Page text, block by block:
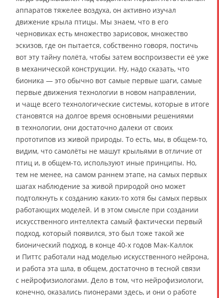
аппаратов тяжелее воздуха, он активно изучал
движение крыла птицы. Мы знаем, что в его
черновиках есть множество зарисовок, множество
эскизов, где он пытается, собственно говоря, постичь
вот эту тайну полёта, чтобы затем воспроизвести её уже
в механической конструкции. Ну, надо сказать, что
бионика — это обычно вот самые первые шаги, самые
первые движения технологии в новом направлении,
и чаще всего технологические системы, которые в итоге
становятся на долгое время основными решениями
в технологии, они достаточно далеки от своих
прототипов из живой природы. То есть, мы, в общем-то,
видим, что самолёты не машут крыльями в отличие от
птиц и, в общем-то, используют иные принципы. Но,
тем не менее, на самом раннем этапе, на самых первых
шагах наблюдение за живой природой оно может
подтолкнуть к созданию каких-то хотя бы самых первых
работающих моделей. И в этом смысле при создании
искусственного интеллекта самый фактически первый
подход, который появился, это был тоже такой же
бионический подход, в конце 40-х годов Мак-Каллок
и Питтс работали над моделью искусственного нейрона,
и работа эта шла, в общем, достаточно в тесной связи
с нейрофизиологами. Дело в том, что нейрофизиологи,
конечно, оказались пионерами здесь, и они о работе